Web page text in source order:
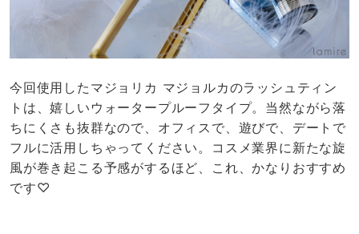
今回使用したマジョリカ マジョルカのラッシュティン
トは、嬉しいウォータープルーフタイプ。当然ながら落
ちにくさも抜群なので、オフィスで、遊びで、デートで
フルに活用しちゃってください。コスメ業界に新たな旋
風が巻き起こる予感がするほど、これ、かなりおすすめ
です♡